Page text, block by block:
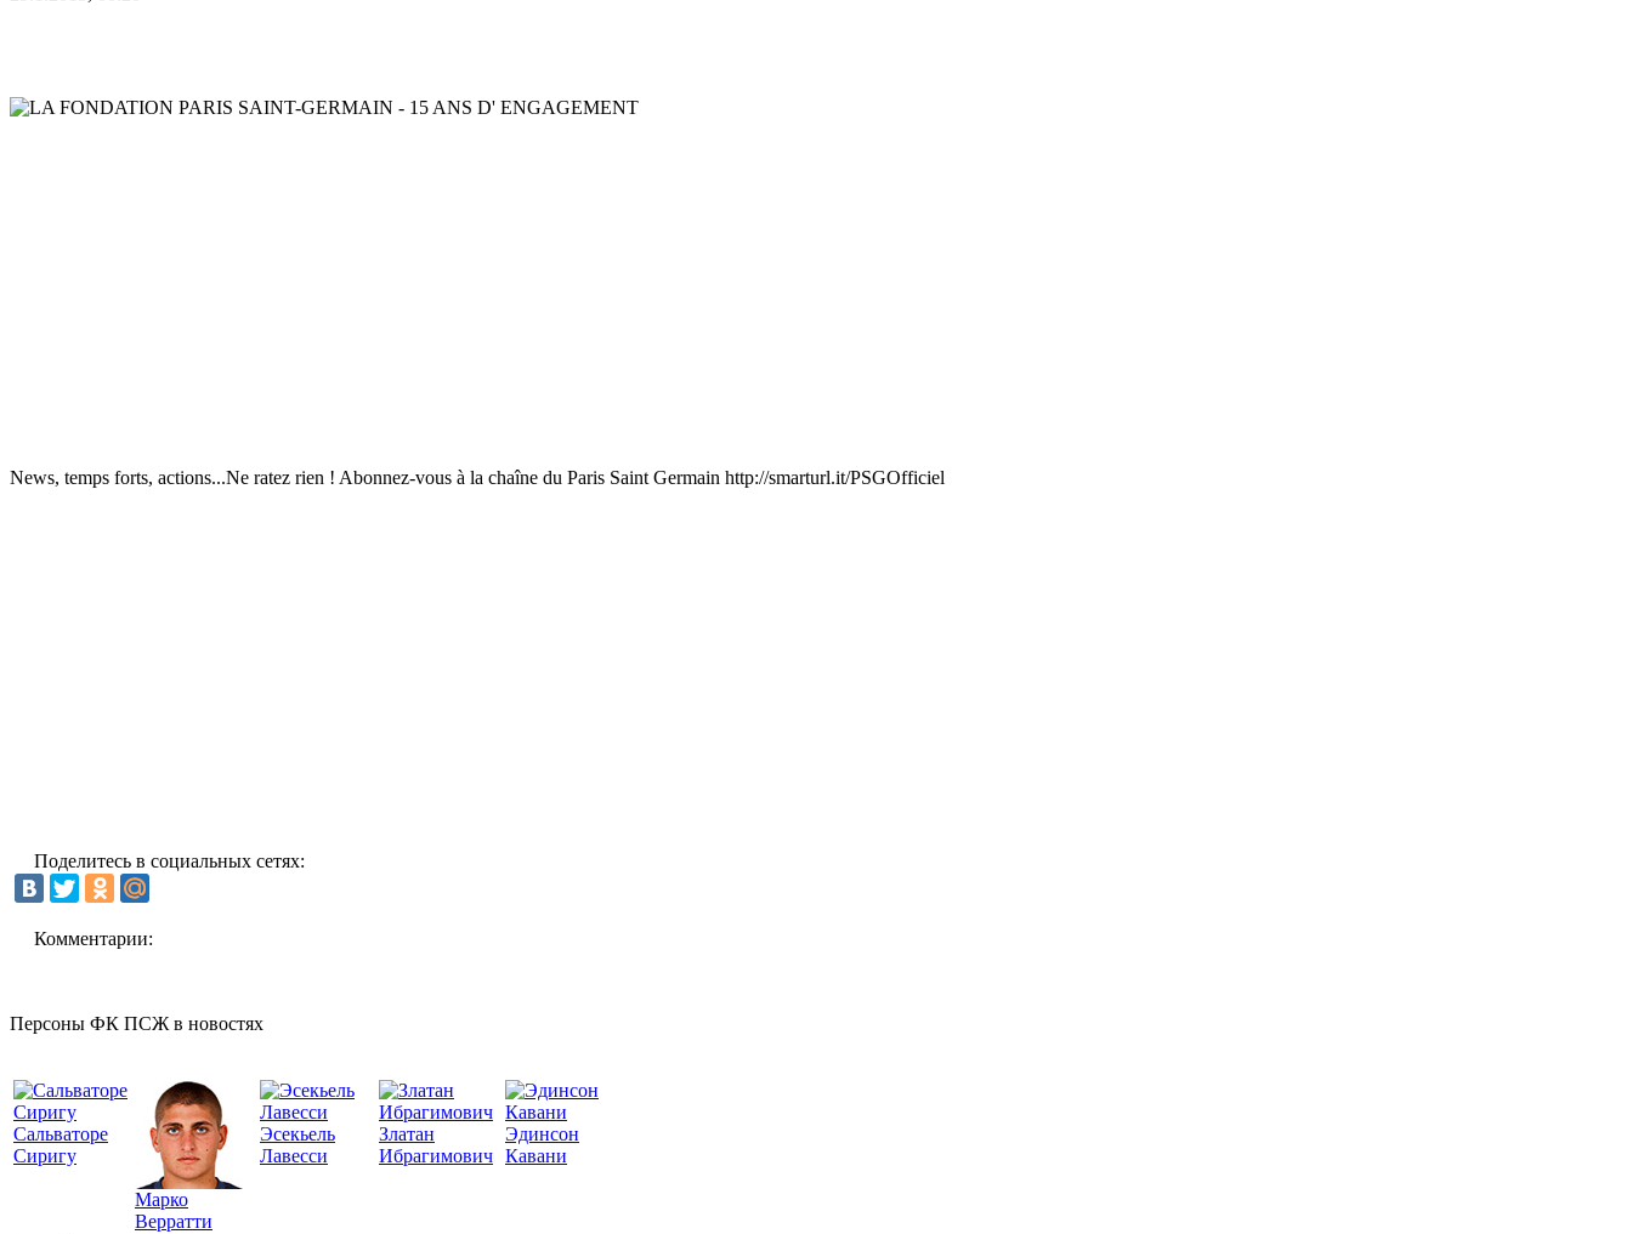
News, temps forts, actions...Ne ratez rien ! Abonnez-vous à la chaîne du Paris Saint Germain http://smarturl.it/PSGOfficiel
Поделитесь в социальных сетях:
Комментарии:
Персоны ФК ПСЖ в новостях
Сальваторе
Сиригу
Марко
Верратти
Эсекьель
Лавесси
Златан
Ибрагимович
Эдинсон
Кавани